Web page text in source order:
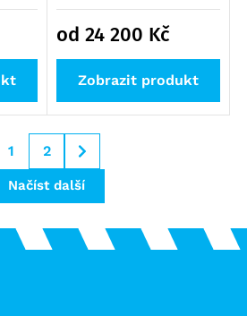
od 24 200 Kč
Zobrazit produkt
Načíst další
1 2